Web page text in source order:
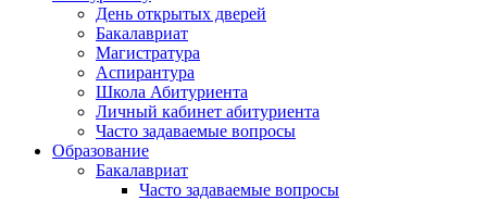
День открытых дверей
Бакалавриат
Магистратура
Аспирантура
Школа Абитуриента
Личный кабинет абитуриента
Часто задаваемые вопросы
Образование
Бакалавриат
Часто задаваемые вопросы